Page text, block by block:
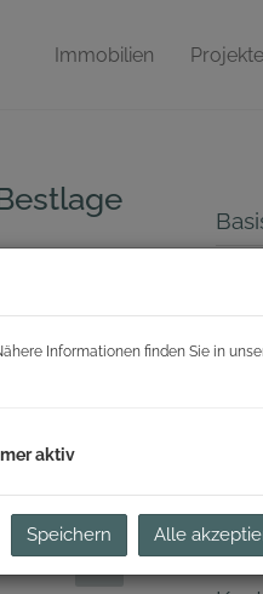
Immobilien Projekte
Informationen finden Sie in
aktiv
Speichern Alle